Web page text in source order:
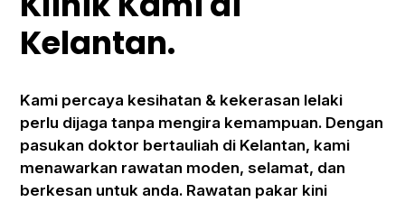
Kelantan.
Kami percaya kesihatan & kekerasan lelaki
perlu dijaga tanpa mengira kemampuan. Dengan
pasukan doktor bertauliah di Kelantan, kami
menawarkan rawatan moden, selamat, dan
berkesan untuk anda. Rawatan pakar kini